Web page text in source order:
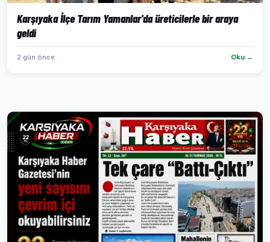
Karşıyaka İlçe Tarım Yamanlar'da üreticilerle bir araya
geldi
2 gün önce Oku →